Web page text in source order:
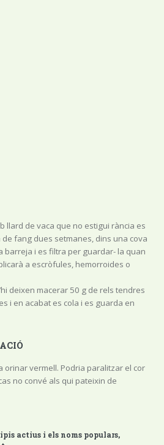
llard de vaca que no estigui rància es
fang dues setmanes, dins una cova
barreja i es filtra per guardar- la quan
a escròfules, hemorroides o
deixen macerar 50 g de rels tendres
i en acabat es cola i es guarda en
orinar vermell. Podria paralitzar el cor
no convé als qui pateixin de
actius i els noms populars,